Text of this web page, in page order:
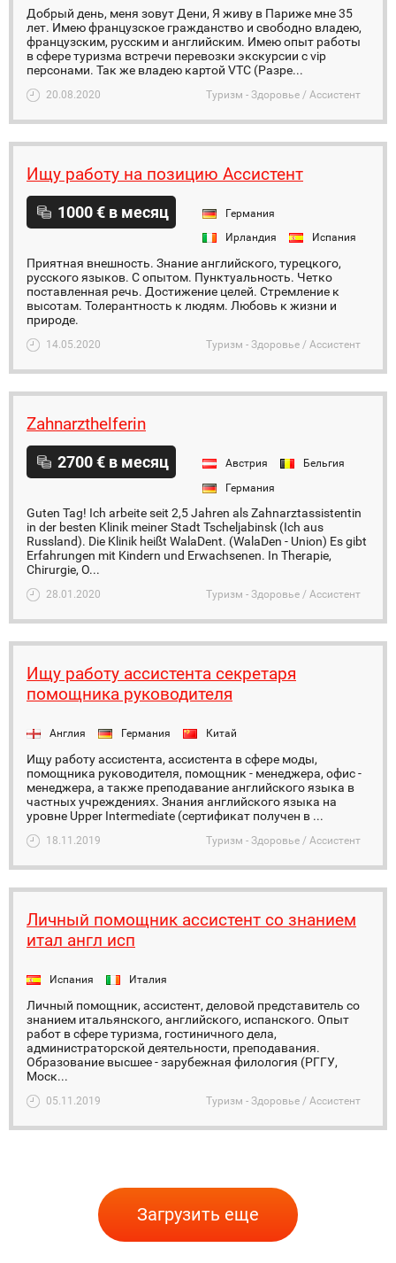
Добрый день, меня зовут Дени, Я живу в Париже мне 35
лет. Имею французское гражданство и свободно владею,
французским, русским и английским. Имею опыт работы
в сфере туризма встречи перевозки экскурсии с vip
персонами. Так же владею картой VTC (Разре...
20.08.2020 Туризм - Здоровье / Ассистент
Ищу работу на позицию Ассистент
1000 € в месяц
Германия
Ирландия
Испания
Приятная внешность. Знание английского, турецкого,
русского языков. С опытом. Пунктуальность. Четко
поставленная речь. Достижение целей. Стремление к
высотам. Толерантность к людям. Любовь к жизни и
природе.
14.05.2020 Туризм - Здоровье / Ассистент
Zahnarzthelferin
2700 € в месяц Австрия
Бельгия
Германия
Guten Tag! Ich arbeite seit 2,5 Jahren als Zahnarztassistentin
in der besten Klinik meiner Stadt Tscheljabinsk (Ich aus
Russland). Die Klinik heißt WalaDent. (WalaDen - Union) Es gibt
Erfahrungen mit Kindern und Erwachsenen. In Therapie,
Chirurgie, O...
28.01.2020 Туризм - Здоровье / Ассистент
Ищу работу ассистента секретаря
помощника руководителя
Англия Германия Китай
Ищу работу ассистента, ассистента в сфере моды,
помощника руководителя, помощник - менеджера, офис -
менеджера, а также преподавание английского языка в
частных учреждениях. Знания английского языка на
уровне Upper Intermediate (сертификат получен в ...
18.11.2019 Туризм - Здоровье / Ассистент
Личный помощник ассистент со знанием
итал англ исп
Испания Италия
Личный помощник, ассистент, деловой представитель со
знанием итальянского, английского, испанского. Опыт
работ в сфере туризма, гостиничного дела,
администраторской деятельности, преподавания.
Образование высшее - зарубежная филология (РГГУ,
Моск...
05.11.2019 Туризм - Здоровье / Ассистент
Загрузить еще